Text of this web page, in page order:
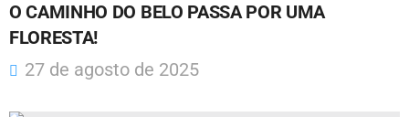
O CAMINHO DO BELO PASSA POR UMA
FLORESTA!
27 de agosto de 2025